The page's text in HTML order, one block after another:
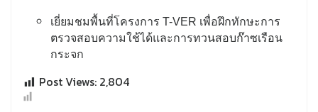
เยี่ยมชมพื้นที่โครงการ T-VER เพื่อฝึกทักษะการ
ตรวจสอบความใช้ได้และการทวนสอบก๊าซเรือน
กระจก
Post Views: 2,804